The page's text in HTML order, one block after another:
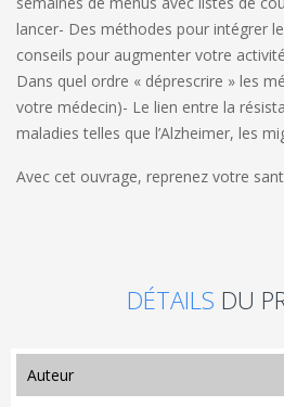
lancer- Des méthodes pour intégrer
conseils pour augmenter votre
Dans quel ordre « déprescrire » les
votre médecin)- Le lien entre la
maladies telles que l’Alzheimer, les
Avec cet ouvrage, reprenez votre
DÉTAILS DU
auteur